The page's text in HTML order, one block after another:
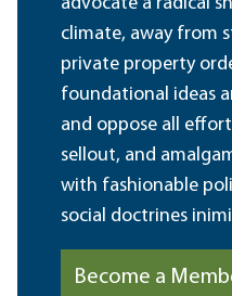
climate, away from
private property
foundational ideas
and oppose all
sellout, and
with fashionable
social doctrines
Become a